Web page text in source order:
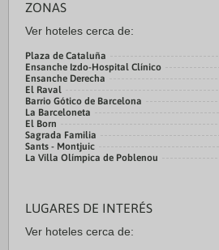
ZONAS
Ver hoteles cerca de:
Plaza de Cataluña
Ensanche Izdo-Hospital Clínico
Ensanche Derecha
El Raval
Barrio Gótico de Barcelona
La Barceloneta
El Born
Sagrada Familia
Sants - Montjuic
La Villa Olímpica de Poblenou
LUGARES DE INTERÉS
Ver hoteles cerca de: